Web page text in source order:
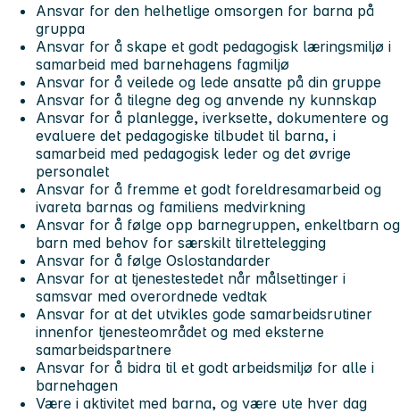
Ansvar for den helhetlige omsorgen for barna på
gruppa
Ansvar for å skape et godt pedagogisk læringsmiljø i
samarbeid med barnehagens fagmiljø
Ansvar for å veilede og lede ansatte på din gruppe
Ansvar for å tilegne deg og anvende ny kunnskap
Ansvar for å planlegge, iverksette, dokumentere og
evaluere det pedagogiske tilbudet til barna, i
samarbeid med pedagogisk leder og det øvrige
personalet
Ansvar for å fremme et godt foreldresamarbeid og
ivareta barnas og familiens medvirkning
Ansvar for å følge opp barnegruppen, enkeltbarn og
barn med behov for særskilt tilrettelegging
Ansvar for å følge Oslostandarder
Ansvar for at tjenestestedet når målsettinger i
samsvar med overordnede vedtak
Ansvar for at det utvikles gode samarbeidsrutiner
innenfor tjenesteområdet og med eksterne
samarbeidspartnere
Ansvar for å bidra til et godt arbeidsmiljø for alle i
barnehagen
Være i aktivitet med barna, og være ute hver dag